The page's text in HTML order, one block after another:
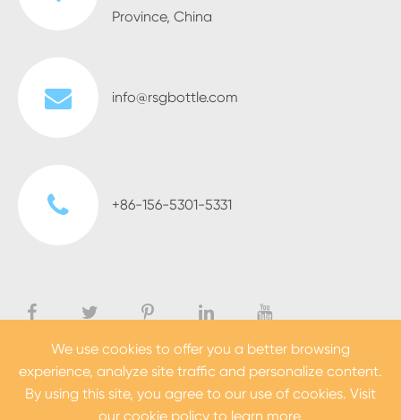
Province, China
info@rsgbottle.com
+86-156-5301-5331
Copyright ©Heze Rising Glass Co., Ltd.Tutti i diritti
We use cookies to offer you a better browsing
experience, analyze site traffic and personalize content.
By using this site, you agree to our use of cookies. Visit
our cookie policyto learn more.